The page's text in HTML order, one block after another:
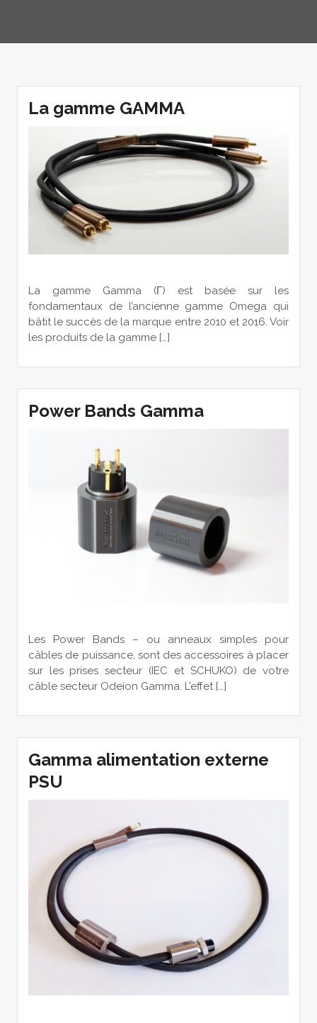
La gamme GAMMA
La gamme Gamma (Γ) est basée sur les
fondamentaux de l’ancienne gamme Omega qui
bâtit le succès de la marque entre 2010 et 2016. Voir
les produits de la gamme […]
Power Bands Gamma
Les Power Bands – ou anneaux simples pour
câbles de puissance, sont des accessoires à placer
sur les prises secteur (IEC et SCHUKO) de votre
câble secteur Odeion Gamma. L’effet […]
Gamma alimentation externe
PSU